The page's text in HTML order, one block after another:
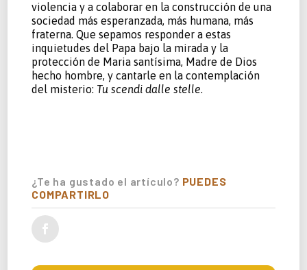
violencia y a colaborar en la construcción de una
sociedad más esperanzada, más humana, más
fraterna. Que sepamos responder a estas
inquietudes del Papa bajo la mirada y la
protección de Maria santísima, Madre de Dios
hecho hombre, y cantarle en la contemplación
del misterio: Tu scendi dalle stelle.
¿Te ha gustado el artículo? PUEDES
COMPARTIRLO